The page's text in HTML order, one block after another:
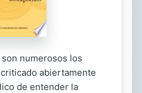
numerosos los
abiertamente
de entender la